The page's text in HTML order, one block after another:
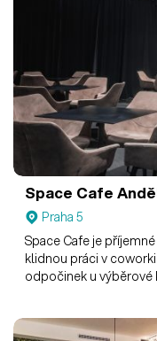
Space Cafe
Praha 5
Space Cafe je
klidnou práci v
odpočinek u výběrové